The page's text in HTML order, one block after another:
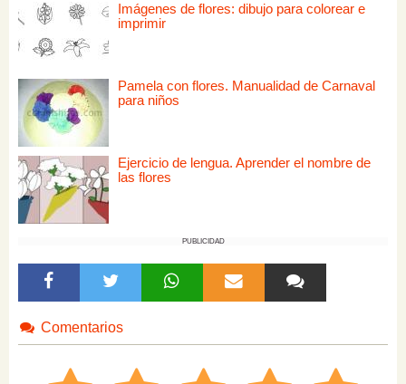
Imágenes de flores: dibujo para colorear e
imprimir
Pamela con flores. Manualidad de Carnaval
para niños
Ejercicio de lengua. Aprender el nombre de
las flores
PUBLICIDAD
Comentarios